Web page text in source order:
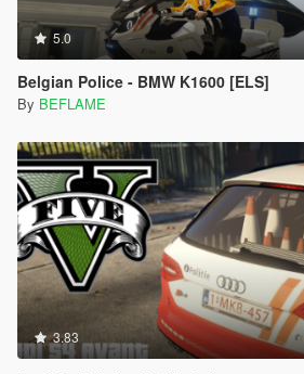
5.0
Belgian Police - BMW K1600 [ELS]
By BEFLAME
3.83